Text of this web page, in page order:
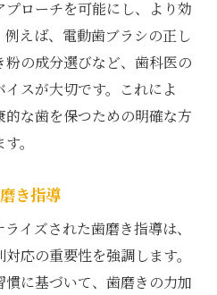
ローチを可能にし、より効
えば、電動歯ブラシの正し
の成分選びなど、歯科医の
スが大切です。これによ
的な歯を保つための明確な方
。
き指導
イズされた歯磨き指導は、
応の重要性を強調します。
に基づいて、歯磨きの力加